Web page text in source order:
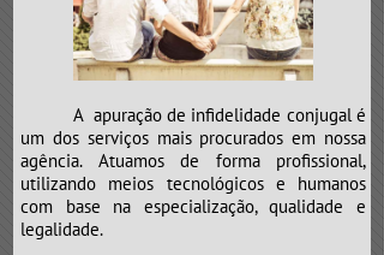
profissão existe a especialização
e neste caso não é diferente.
Atenção para o “CLÍNICO GERAL”,
que poderá mandar a sua “vida”
para a “UTI”.
A apuração de infidelidade conjugal é
um dos serviços mais procurados em nossa
agência. Atuamos de forma profissional,
utilizando meios tecnológicos e humanos
com base na especialização, qualidade e
legalidade.